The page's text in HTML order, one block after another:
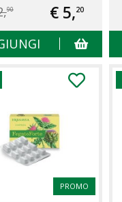
90 € 5,20
PROMO